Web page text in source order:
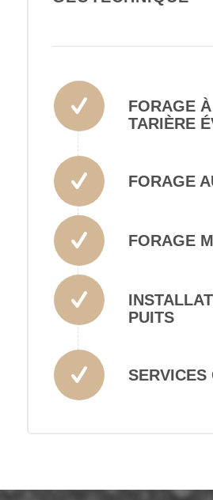
FORAGE
TARIÈRE
FORAGE
FORAGE
PUITS
SERVICES